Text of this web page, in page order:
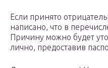
Если принято
написано, что в
Причину можно будет
лично, предоставив